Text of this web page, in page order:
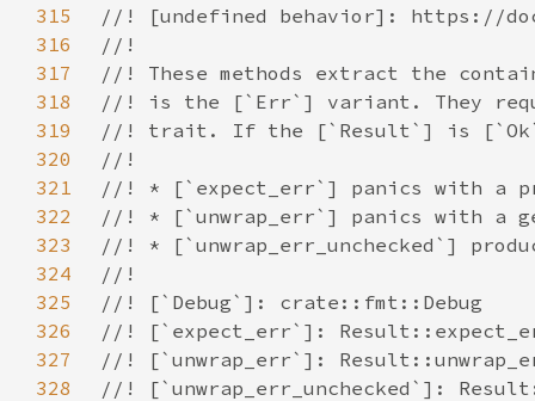
315
316
317
318
319
320
321
322
323
324
325
326
327
328